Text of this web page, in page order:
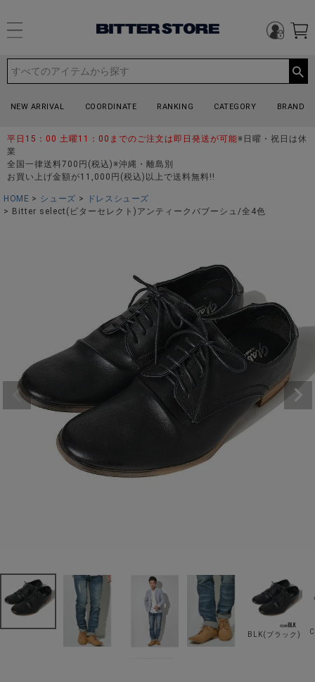
NEW ARRIVAL COORDINATE RANKING CATEGORY BRAND
平日15：00 土曜11：00までのご注文は即日発送が可能※日曜・祝日は休
業
全国一律送料700円(税込)※沖縄・離島別
お買い上げ金額が11,000円(税込)以上で送料無料!!
HOME シューズ
ドレスシューズ
Bitter select(ビターセレクト)アンティークバブーシュ/全4色
BLK(ブラック)